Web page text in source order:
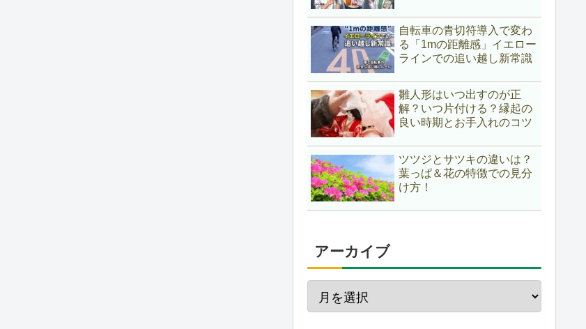
自転車の青切符導入で変わ
る「1mの距離感」イエロー
ラインでの追い越し新常識
雛人形はいつ出すのが正
解？いつ片付ける？縁起の
良い時期とお手入れのコツ
ツツジとサツキの違いは？
葉っぱ＆花の特徴での見分
け方！
アーカイブ